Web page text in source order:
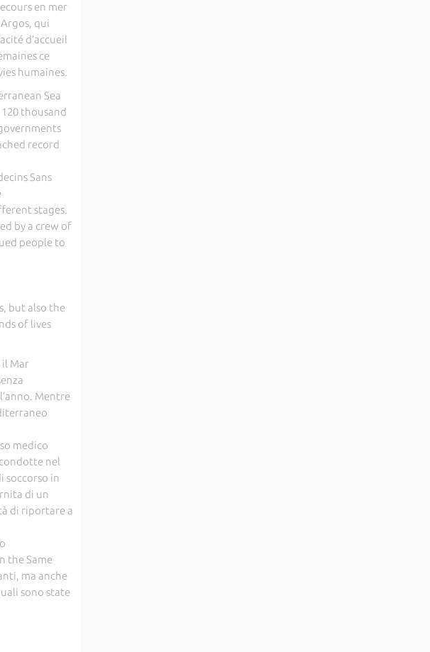
en mer
qui
d’accueil
ce
humaines.
Sea
thousand
record
Sans
stages.
by a crew of
people to
but also the
of lives
il Mar
Mentre
medico
nel
soccorso in
di un
di riportare a
the Same
ma anche
sono state